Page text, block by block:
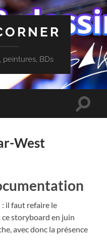
peintures, BDs
Toggle
West
il faut refaire le
ce storyboard en juin
avec donc la présence